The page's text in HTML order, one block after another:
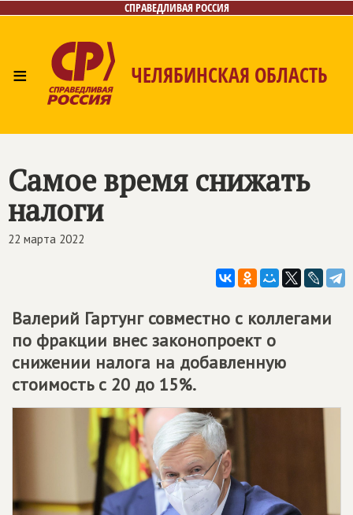
СПРАВЕДЛИВАЯ РОССИЯ
≡ ЧЕЛЯБИНСКАЯ ОБЛАСТЬ
Самое время снижать
налоги
22 марта 2022
Валерий Гартунг совместно с коллегами
по фракции внес законопроект о
снижении налога на добавленную
стоимость с 20 до 15%.